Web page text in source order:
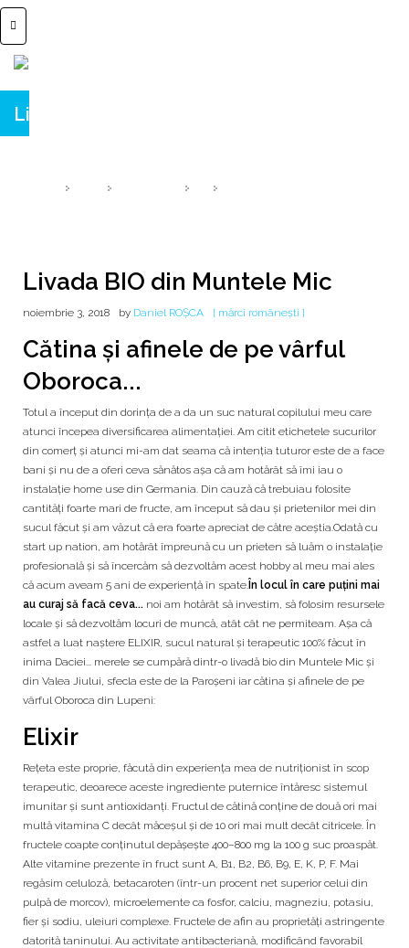
Livada BIO din Muntele Mic
Livada BIO din Muntele Mic
noiembrie 3, 2018 by Daniel ROȘCA [ mărci românești ]
Cătina și afinele de pe vârful
Oboroca...
Totul a început din dorința de a da un suc natural copilului meu care
atunci începea diversificarea alimentației. Am citit etichetele sucurilor
din comerț și atunci mi-am dat seama că intenția tuturor este de a face
bani și nu de a oferi ceva sănătos așa că am hotărât să îmi iau o
instalație home use din Germania. Din cauză că trebuiau folosite
cantități foarte mari de fructe, am început să dau și prietenilor mei din
sucul făcut și am văzut că era foarte apreciat de către aceștia.Odată cu
start up nation, am hotărât împreună cu un prieten să luăm o instalație
profesională și să încercăm să dezvoltăm acest hobby al meu mai ales
că acum aveam 5 ani de experiență în spate. În locul în care puțini mai
au curaj să facă ceva... noi am hotărât să investim, să folosim resursele
locale și să dezvoltăm locuri de muncă, atât cât ne permiteam. Așa că
astfel a luat naștere ELIXIR, sucul natural și terapeutic 100% făcut în
inima Daciei... merele se cumpără dintr-o livadă bio din Muntele Mic și
din Valea Jiului, sfecla este de la Paroșeni iar cătina și afinele de pe
vârful Oboroca din Lupeni:
Elixir
Rețeta este proprie, făcută din experiența mea de nutriționist în scop
terapeutic, deoarece aceste ingrediente puternice întăresc sistemul
imunitar și sunt antioxidanți. Fructul de cătină conține de două ori mai
multă vitamina C decât măceșul și de 10 ori mai mult decât citricele. În
fructele coapte conținutul depășește 400–800 mg la 100 g suc proaspăt.
Alte vitamine prezente în fruct sunt A, B1, B2, B6, B9, E, K, P, F. Mai
regăsim celuloză, betacaroten (într-un procent net superior celui din
pulpă de morcov), microelemente ca fosfor, calciu, magneziu, potasiu,
fier și sodiu, uleiuri complexe. Fructele de afin au proprietăți astringente
datorită taninului. Au activitate antibacteriană, modificând favorabil